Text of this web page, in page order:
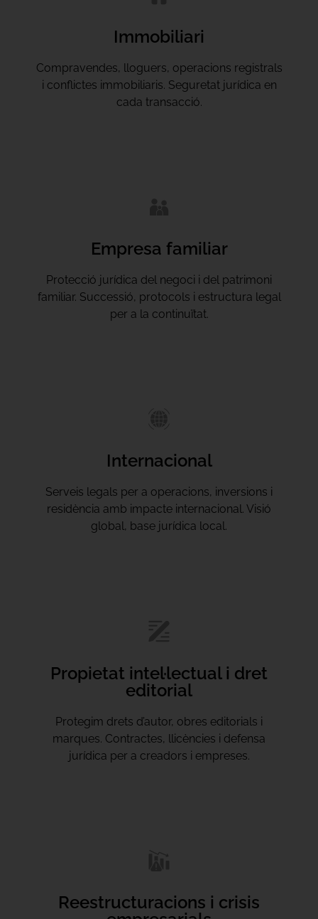
Immobiliari
Compravendes, lloguers, operacions registrals
i conflictes immobiliaris. Seguretat jurídica en
cada transacció.
Empresa familiar
Protecció jurídica del negoci i del patrimoni
familiar. Successió, protocols i estructura legal
per a la continuïtat.
Internacional
Serveis legals per a operacions, inversions i
residència amb impacte internacional. Visió
global, base jurídica local.
Propietat intel·lectual i dret
editorial
Protegim drets d’autor, obres editorials i
marques. Contractes, llicències i defensa
jurídica per a creadors i empreses.
Reestructuracions i crisis